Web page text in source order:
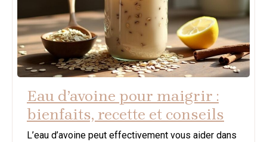
Eau d’avoine pour maigrir :
bienfaits, recette et conseils
L’eau d’avoine peut effectivement vous aider dans